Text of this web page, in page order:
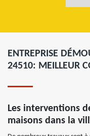
ENTREPRISE
24510: MEILLEUR
Les interventions
maisons dans la